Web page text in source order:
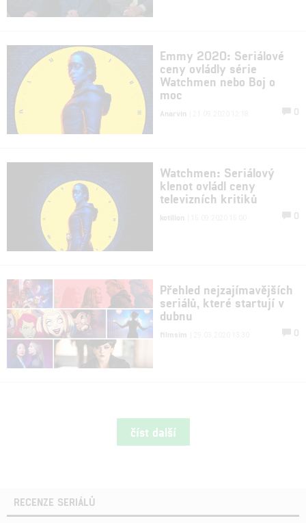
Emmy 2020: Seriálové
ceny ovládly série
Watchmen nebo Boj o
moc
Anarvin 0
Watchmen: Seriálový
klenot ovládl ceny
televizních kritiků
kotilion 0
Přehled nejzajímavějších
seriálů, které startují v
dubnu
filmsim 0
číst další
RECENZE SERIÁLŮ